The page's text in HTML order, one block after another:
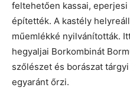
feltehetően kassai,
építették. A kastély
műemlékké nyilvánították.
hegyaljai Borkombinát
szőlészet és borászat
egyaránt őrzi.